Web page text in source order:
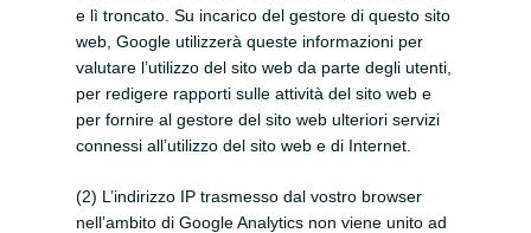
e lì troncato. Su incarico del gestore di questo sito
web, Google utilizzerà queste informazioni per
valutare l’utilizzo del sito web da parte degli utenti,
per redigere rapporti sulle attività del sito web e
per fornire al gestore del sito web ulteriori servizi
connessi all’utilizzo del sito web e di Internet.
(2) L’indirizzo IP trasmesso dal vostro browser
nell’ambito di Google Analytics non viene unito ad